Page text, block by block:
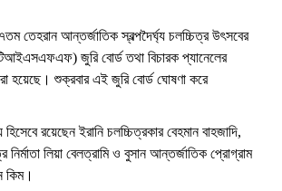
তেহরান আন্তর্জাতিক স্বল্পদৈর্ঘ্য চলচ্চিত্র উৎসবের
জুরি বোর্ড তথা বিচারক প্যানেলের
হয়েছে। শুক্রবার এই জুরি বোর্ড ঘোষণা করে
রয়েছেন ইরানি চলচ্চিত্রকার বেহমান বাহজাদি,
নির্মাতা লিয়া বেলত্রামি ও বুসান আন্তর্জাতিক প্রোগ্রাম
কিম।